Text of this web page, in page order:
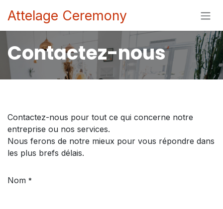
Attelage Ceremony
Contactez-nous
Contactez-nous pour tout ce qui concerne notre
entreprise ou nos services.
Nous ferons de notre mieux pour vous répondre dans
les plus brefs délais.
Nom *